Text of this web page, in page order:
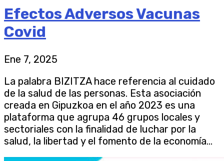
Efectos Adversos Vacunas
Covid
Ene 7, 2025
La palabra BIZITZA hace referencia al cuidado
de la salud de las personas. Esta asociación
creada en Gipuzkoa en el año 2023 es una
plataforma que agrupa 46 grupos locales y
sectoriales con la finalidad de luchar por la
salud, la libertad y el fomento de la economía...